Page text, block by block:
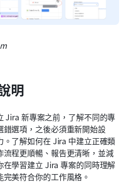
明
Jira 新專案之前，了解不同的專
選項，之後必須重新開始設
。了解如何在 Jira 中建立正確類
流程更順暢、報告更清晰，並減
在學習建立 Jira 專案的同時理解
美符合你的工作風格。